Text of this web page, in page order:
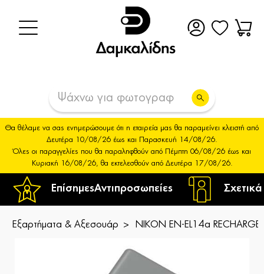
ΕπίσημεςΑντιπροσωπείες
Θα θέλαμε να σας ενημερώσουμε ότι η εταιρεία μας θα παραμείνει κλειστή από
Δευτέρα 10/08/26 έως και Παρασκευή 14/08/26.
Όλες οι παραγγελίες που θα παραληφθούν από Πέμπτη 06/08/26 έως και
Κυριακή 16/08/26, θα εκτελεσθούν από Δευτέρα 17/08/26.
Εξαρτήματα & Αξεσουάρ NIKON EN-EL14a